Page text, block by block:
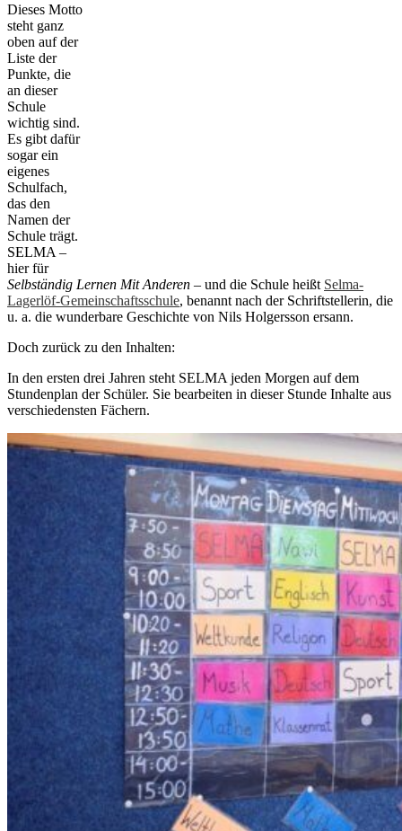
Dieses Motto
steht ganz
oben auf der
Liste der
Punkte, die
an dieser
Schule
wichtig sind.
Es gibt dafür
sogar ein
eigenes
Schulfach,
das den
Namen der
Schule trägt.
SELMA –
hier für
Selbständig Lernen Mit Anderen – und die Schule heißt Selma-
Lagerlöf-Gemeinschaftsschule, benannt nach der Schriftstellerin, die
u. a. die wunderbare Geschichte von Nils Holgersson ersann.
Doch zurück zu den Inhalten:
In den ersten drei Jahren steht SELMA jeden Morgen auf dem
Stundenplan der Schüler. Sie bearbeiten in dieser Stunde Inhalte aus
verschiedensten Fächern.